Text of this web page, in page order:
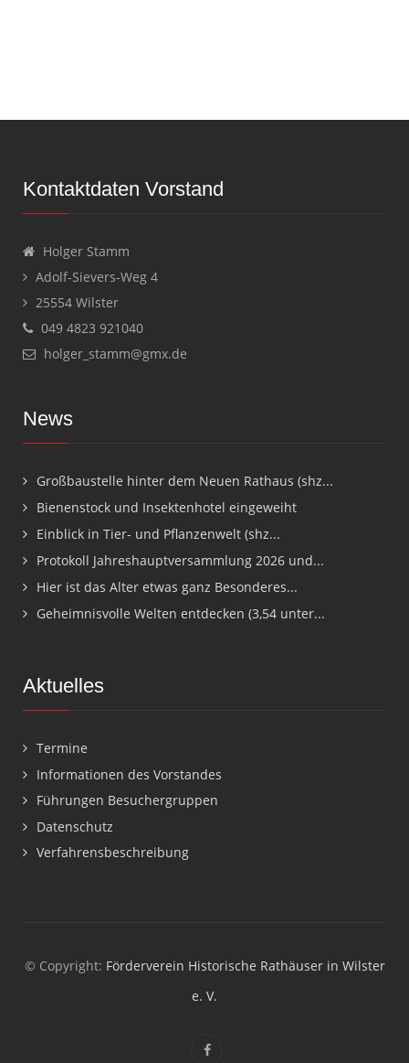
Kontaktdaten Vorstand
Holger Stamm
Adolf-Sievers-Weg 4
25554 Wilster
049 4823 921040
holger_stamm@gmx.de
News
Großbaustelle hinter dem Neuen Rathaus (shz...
Bienenstock und Insektenhotel eingeweiht
Einblick in Tier- und Pflanzenwelt (shz...
Protokoll Jahreshauptversammlung 2026 und...
Hier ist das Alter etwas ganz Besonderes...
Geheimnisvolle Welten entdecken (3,54 unter...
Aktuelles
Termine
Informationen des Vorstandes
Führungen Besuchergruppen
Datenschutz
Verfahrensbeschreibung
© Copyright: Förderverein Historische Rathäuser in Wilster
e. V.